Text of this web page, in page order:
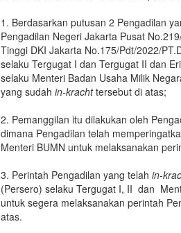
1. Berdasarkan putusan 2 Pengadilan
Pengadilan Negeri Jakarta Pusat
Tinggi DKI Jakarta No.175/Pdt/2022/
selaku Tergugat I dan Tergugat II dan
selaku Menteri Badan Usaha Milik
yang sudah in-krachttersebut di atas;
2. Pemanggilan itu dilakukan oleh
dimana Pengadilan telah
Menteri BUMN untuk melaksanakan
3. Perintah Pengadilan yang telah in-
(Persero) selaku Tergugat I, II dan
untuk segera melaksanakan perintah
atas.